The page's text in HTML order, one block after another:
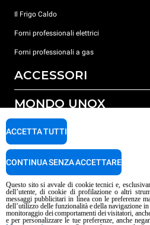
Il Frigo Caldo
Forni professionali elettrici
Forni professionali a gas
ACCESSORI
Tutti gli accessori
Detergenti per lavaggio automatico
Detergenti per lavaggio manuale
Trattamento acqua con filtro a resine
MONDO UNOX
Le nostre sedi nel mondo
Carriere Unox
SUPPORTO
Garanzia Unox
Trova Centri Service
Informativa sui contenuti IA
Questo sito si avvale di cookie tecnici e,
dell’utente, di cookie di profilazione o altri
messaggi pubblicitari in linea con le preferenze
dell’utilizzo delle funzionalità e della navigazione
monitoraggio dei comportamenti dei visitatori,
e per personalizzare le tue preferenze, anche
ACCETTA TUTTI
CONTINUA SENZA ACCETTARE